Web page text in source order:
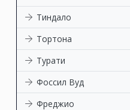
Тиндало
Тортона
Турати
Фоссил Вуд
Фреджио